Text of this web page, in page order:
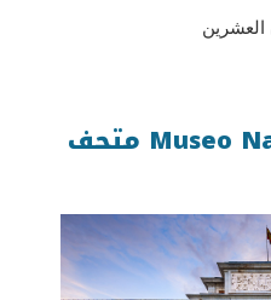
العشرين
Museo Nacional del Prado متحف